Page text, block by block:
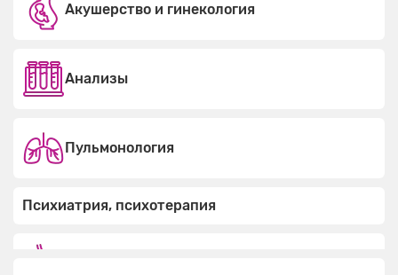
Акушерство и гинекология
Анализы
Пульмонология
Психиатрия, психотерапия